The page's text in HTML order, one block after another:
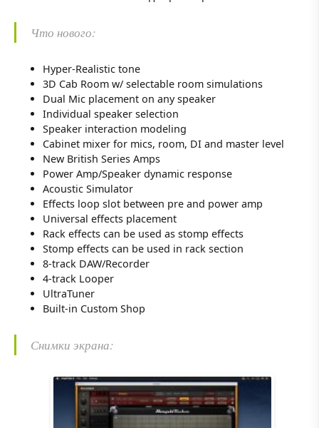
Что нового:
Hyper-Realistic tone
3D Cab Room w/ selectable room simulations
Dual Mic placement on any speaker
Individual speaker selection
Speaker interaction modeling
Cabinet mixer for mics, room, DI and master level
New British Series Amps
Power Amp/Speaker dynamic response
Acoustic Simulator
Effects loop slot between pre and power amp
Universal effects placement
Rack effects can be used as stomp effects
Stomp effects can be used in rack section
8-track DAW/Recorder
4-track Looper
UltraTuner
Built-in Custom Shop
Снимки экрана: